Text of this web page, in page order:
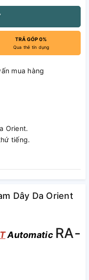
TRẢ GÓP 0%
Qua thẻ tín dụng
mua hàng
Orient.
tiếng.
Dây Da Orient
Automatic RA-